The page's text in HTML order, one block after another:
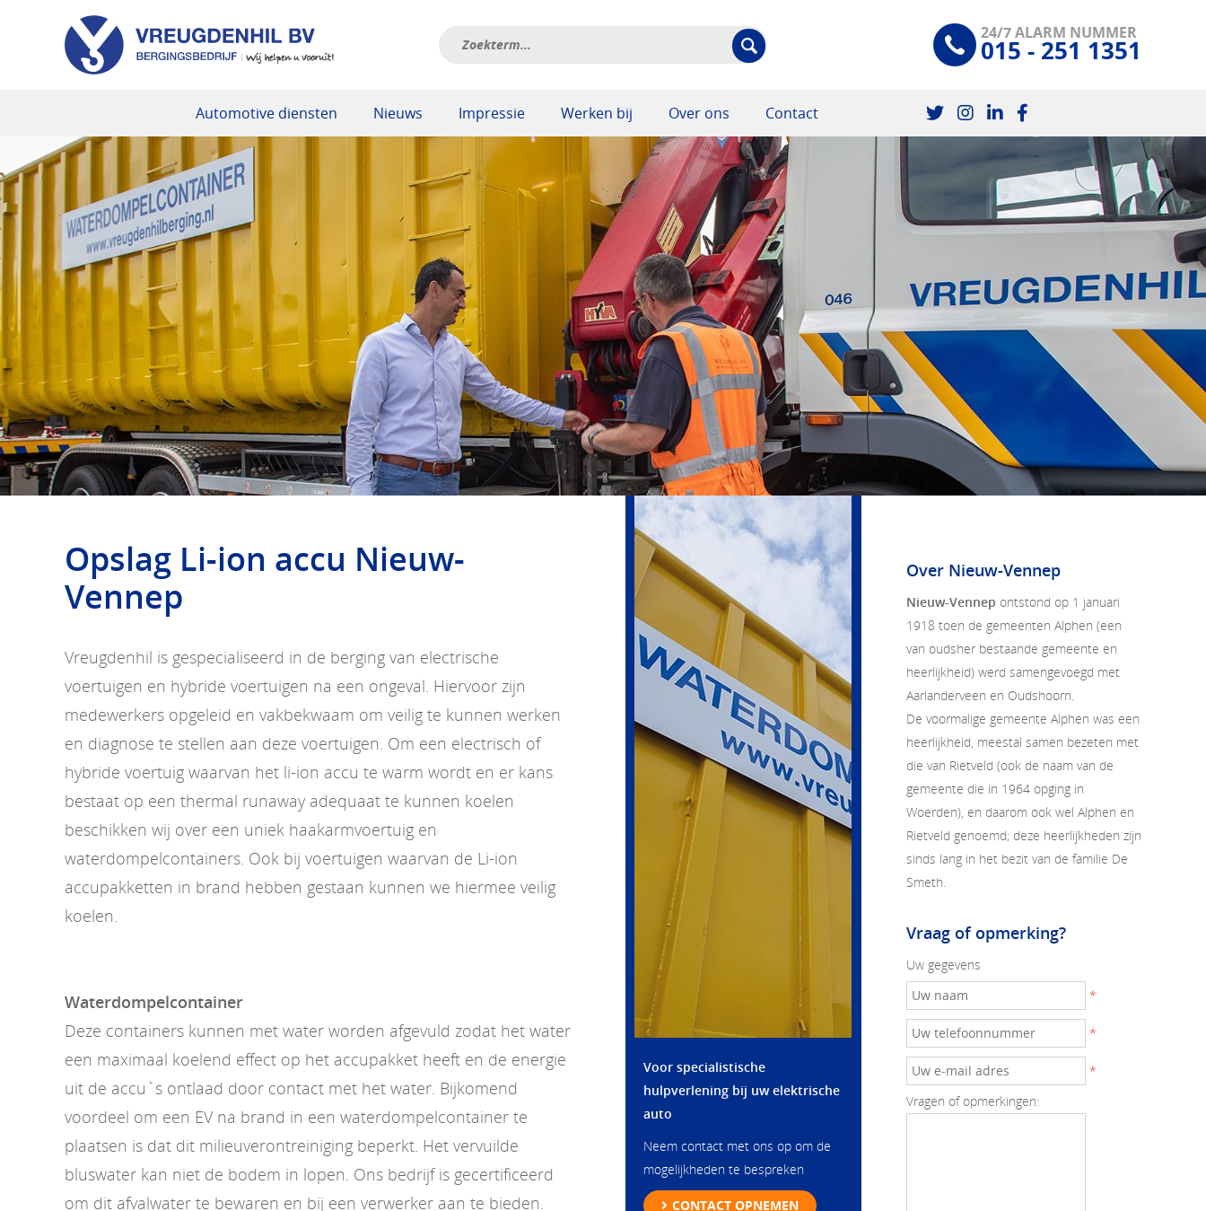
24/7 ALARM NUMMER
015 - 251 1351
Automotive diensten Nieuws Impressie Werken bij Over ons Contact
Opslag Li-ion accu Nieuw-
Vennep
Vreugdenhil is gespecialiseerd in de berging van electrische
voertuigen en hybride voertuigen na een ongeval. Hiervoor zijn
medewerkers opgeleid en vakbekwaam om veilig te kunnen werken
en diagnose te stellen aan deze voertuigen. Om een electrisch of
hybride voertuig waarvan het li-ion accu te warm wordt en er kans
bestaat op een thermal runaway adequaat te kunnen koelen
beschikken wij over een uniek haakarmvoertuig en
waterdompelcontainers. Ook bij voertuigen waarvan de Li-ion
accupakketten in brand hebben gestaan kunnen we hiermee veilig
koelen.
Waterdompelcontainer
Deze containers kunnen met water worden afgevuld zodat het water
een maximaal koelend effect op het accupakket heeft en de energie
uit de accu`s ontlaad door contact met het water. Bijkomend
voordeel om een EV na brand in een waterdompelcontainer te
plaatsen is dat dit milieuverontreiniging beperkt. Het vervuilde
bluswater kan niet de bodem in lopen. Ons bedrijf is gecertificeerd
om dit afvalwater te bewaren en bij een verwerker aan te bieden.
Voor specialistische
hulpverlening bij uw elektrische
auto
Neem contact met ons op om de
mogelijkheden te bespreken
CONTACT OPNEMEN
Over Nieuw-Vennep
Nieuw-Vennep ontstond op 1 januari
1918 toen de gemeenten Alphen (een
van oudsher bestaande gemeente en
heerlijkheid) werd samengevoegd met
Aarlanderveen en Oudshoorn.
De voormalige gemeente Alphen was een
heerlijkheid, meestal samen bezeten met
die van Rietveld (ook de naam van de
gemeente die in 1964 opging in
Woerden), en daarom ook wel Alphen en
Rietveld genoemd; deze heerlijkheden zijn
sinds lang in het bezit van de familie De
Smeth.
Vraag of opmerking?
Uw gegevens
*
*
*
Vragen of opmerkingen: